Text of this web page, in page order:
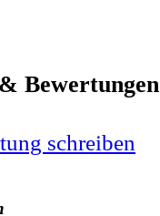
schreiben